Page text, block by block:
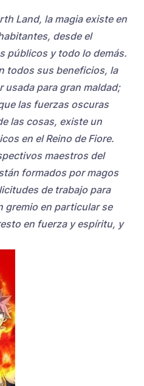
Land, la magia existe en
desde el
públicos y todo lo demás.
todos sus beneficios, la
usada para gran maldad;
las fuerzas oscuras
las cosas, existe un
en el Reino de Fiore.
maestros del
formados por magos
de trabajo para
gremio en particular se
en fuerza y ​​espíritu, y